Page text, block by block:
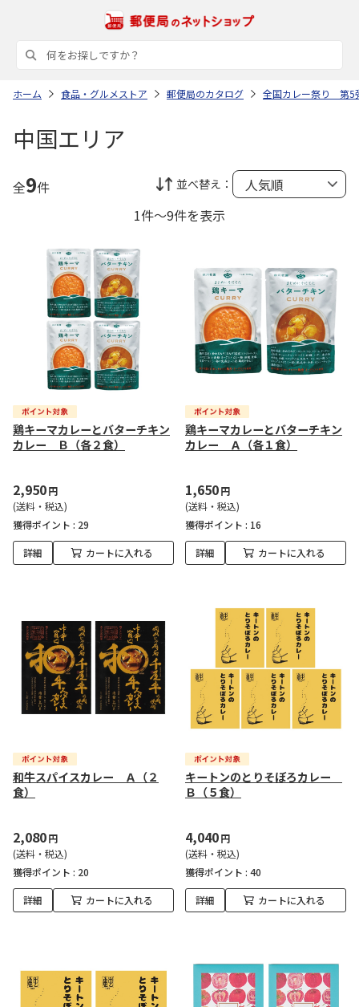
ホーム 食品・グルメストア 郵便局のカタログ 全国カレー祭り 第5
中国エリア
全9件 並べ替え：
1件～9件を表示
鶏キーマカレーとバターチキン
カレー Ｂ（各２食）
2,950円
(送料・税込)
獲得ポイント : 29
詳細 カートに入れる
鶏キーマカレーとバターチキン
カレー Ａ（各１食）
1,650円
(送料・税込)
獲得ポイント : 16
詳細 カートに入れる
和牛スパイスカレー Ａ（２
食）
2,080円
(送料・税込)
獲得ポイント : 20
詳細 カートに入れる
キートンのとりそぼろカレー
Ｂ（５食）
4,040円
(送料・税込)
獲得ポイント : 40
詳細 カートに入れる